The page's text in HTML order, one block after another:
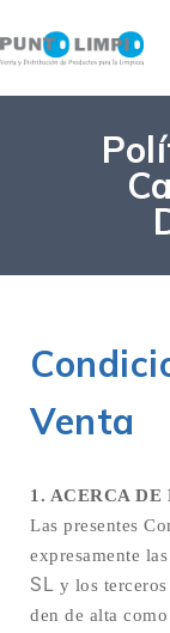
Venta
1. ACERCA DE
Las presentes
expresamente
SL y los
den de alta